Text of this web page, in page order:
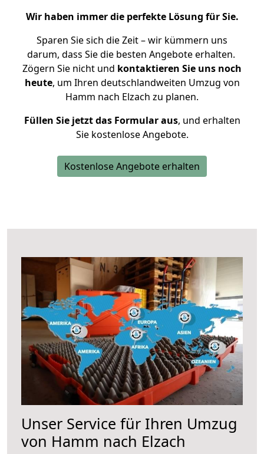
Wir haben immer die perfekte Lösung für Sie.
Sparen Sie sich die Zeit – wir kümmern uns
darum, dass Sie die besten Angebote erhalten.
Zögern Sie nicht und kontaktieren Sie uns noch
heute, um Ihren deutschlandweiten Umzug von
Hamm nach Elzach zu planen.
Füllen Sie jetzt das Formular aus, und erhalten
Sie kostenlose Angebote.
Kostenlose Angebote erhalten
Unser Service für Ihren Umzug
von Hamm nach Elzach